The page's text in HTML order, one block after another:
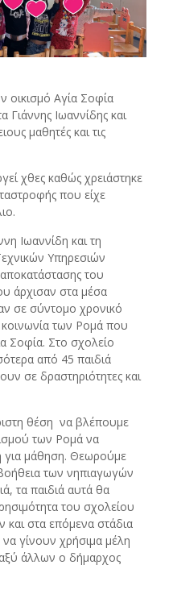
οικισμό Αγία Σοφία
Γιάννης Ιωαννίδης και
μαθητές και τις
χθες καθώς χρειάστηκε
που είχε
Ιωαννίδη και τη
Υπηρεσιών
του
άρχισαν στα μέσα
σε σύντομο χρονικό
κοινωνία των Ρομά που
Σοφία. Στο σχολείο
από 45 παιδιά
σε δραστηριότητες και
θέση να βλέπουμε
των Ρομά να
για μάθηση. Θεωρούμε
των νηπιαγωγών
τα παιδιά αυτά θα
του σχολείου
και στα επόμενα στάδια
γίνουν χρήσιμα μέλη
άλλων ο δήμαρχος